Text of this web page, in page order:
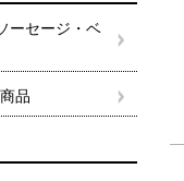
ーセージ・ベ
品